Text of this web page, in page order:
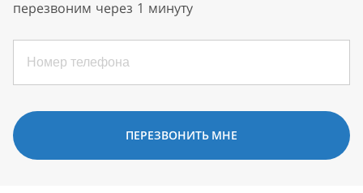
перезвоним через 1 минуту
ПЕРЕЗВОНИТЬ МНЕ